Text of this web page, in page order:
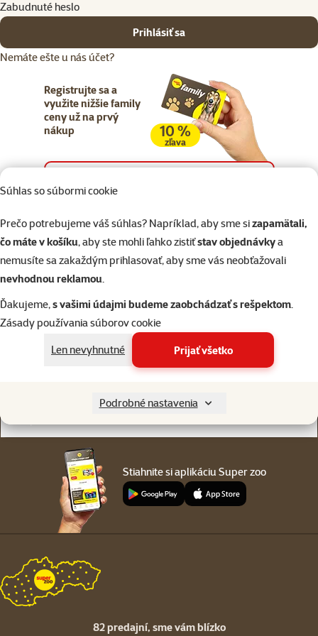
Súhlas so súbormi cookie
Prečo potrebujeme váš súhlas? Napríklad, aby sme sizapamätali,
čo máte v košíku, aby ste mohli ľahko zistiťstav objednávkya
nemusíte sa zakaždým prihlasovať, aby sme vás neobťažovali
nevhodnou reklamou.
Ďakujeme,s vašimi údajmi budeme zaobchádzať s rešpektom.
Zásady používania súborov cookie
Len nevyhnutné
Prijať všetko
Podrobné nastavenia
Zabudnuté heslo
Prihlásiť sa
Nemáte ešte u nás účet?
Registrujte sa a
využite nižšie family
ceny už na prvý
nákup
10 %
zľava
Napíšte nám
eshop@superzoo.sk
02/20570200
Online chat
sme vám blízko
Stiahnite si aplikáciu Super zoo
82 predajní, sme vám blízko